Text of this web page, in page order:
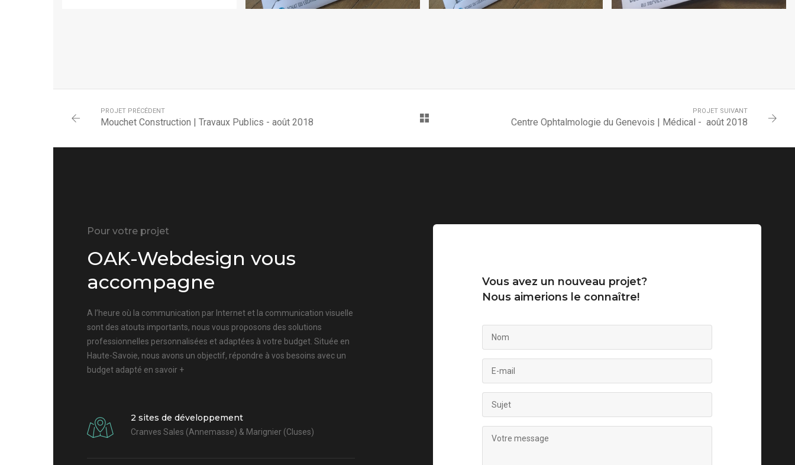
PROJET PRÉCÉDENT
Mouchet Construction | Travaux Publics - août 2018
PROJET SUIVANT
Centre Ophtalmologie du Genevois | Médical - août 2018
Pour votre projet
OAK-Webdesign vous
accompagne
A l’heure où la communication par Internet et la communication visuelle
sont des atouts importants, nous vous proposons des solutions
professionnelles personnalisées et adaptées à votre budget. Située en
Haute-Savoie, nous avons un objectif, répondre à vos besoins avec un
budget adapté en savoir +
2 sites de développement
Cranves Sales (Annemasse) & Marignier (Cluses)
Vous avez un nouveau projet?
Nous aimerions le connaître!